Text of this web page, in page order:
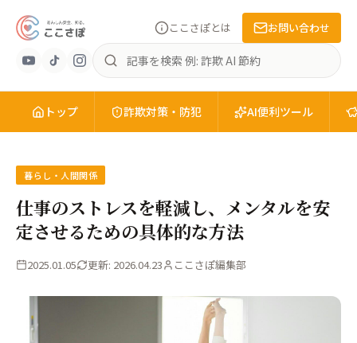
あ
ん
ん
全
知
る。
こ
こ
さ
ぽ
記
事
を
索
ここさぽとは お問い合わせ
トップ 詐欺対策・防犯 AI便利ツール
暮らし・人間関係
仕事のストレスを軽減し、メンタルを安
定させるための具体的な方法
2025.01.05 更新: 2026.04.23 ここさぽ編集部